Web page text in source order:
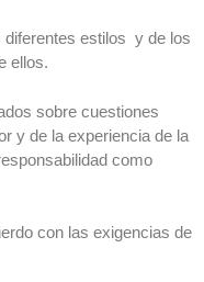
diferentes estilos y de los
ellos.
sobre cuestiones
y de la experiencia de la
como
con las exigencias de